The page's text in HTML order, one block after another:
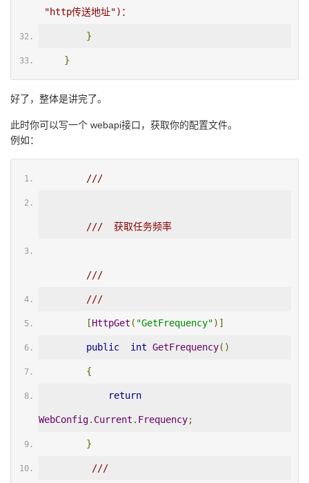
"http传送地址")：
}
}
好了，整体是讲完了。
此时你可以写一个 webapi接口，获取你的配置文件。
例如：
///
///  获取任务频率
///
///
[HttpGet ( "GetFrequency")]
public int GetFrequency()
{
return
WebConfig. Current . Frequency;
}
///